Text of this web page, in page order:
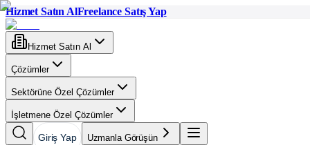
Hizmet Satın AlFreelance Satış Yap
Hizmet Satın Al
Çözümler
Sektörüne Özel Çözümler
İşletmene Özel Çözümler
Giriş Yap Uzmanla Görüşün